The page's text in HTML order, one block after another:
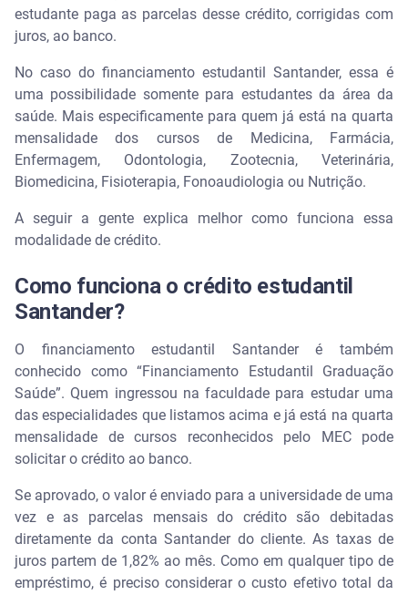
estudante paga as parcelas desse crédito, corrigidas com
juros, ao banco.
No caso do financiamento estudantil Santander, essa é
uma possibilidade somente para estudantes da área da
saúde. Mais especificamente para quem já está na quarta
mensalidade dos cursos de Medicina, Farmácia,
Enfermagem, Odontologia, Zootecnia, Veterinária,
Biomedicina, Fisioterapia, Fonoaudiologia ou Nutrição.
A seguir a gente explica melhor como funciona essa
modalidade de crédito.
Como funciona o crédito estudantil
Santander?
O financiamento estudantil Santander é também
conhecido como “Financiamento Estudantil Graduação
Saúde”. Quem ingressou na faculdade para estudar uma
das especialidades que listamos acima e já está na quarta
mensalidade de cursos reconhecidos pelo MEC pode
solicitar o crédito ao banco.
Se aprovado, o valor é enviado para a universidade de uma
vez e as parcelas mensais do crédito são debitadas
diretamente da conta Santander do cliente. As taxas de
juros partem de 1,82% ao mês. Como em qualquer tipo de
empréstimo, é preciso considerar o custo efetivo total da